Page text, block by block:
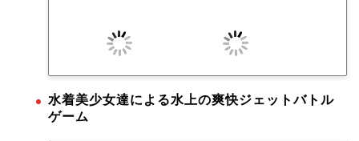
水着美少女達による水上の爽快ジェットバトル
ゲーム